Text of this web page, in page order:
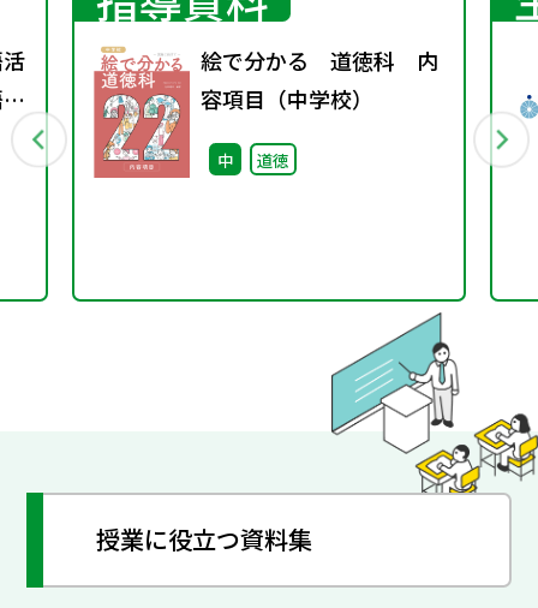
絵で分かる 道徳科 内
容項目（中学校）
中 道徳
授業に役立つ資料集